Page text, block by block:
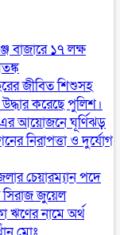
বাজারে ১৭ লক্ষ
জীবিত শিশুসহ
করেছে পুলিশ।
এর আয়োজনে ঘূর্ণিঝড়
নিরাপত্তা ও দুর্যোগ
চেয়ারম্যান পদে
জুয়েল
ঋণের নামে অর্থ